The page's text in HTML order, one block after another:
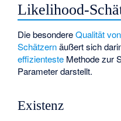
Likelihood-
Die besondereQualität
Schätzernäußert sich
effizienteste Methode zur
Parameter darstellt.
Existenz